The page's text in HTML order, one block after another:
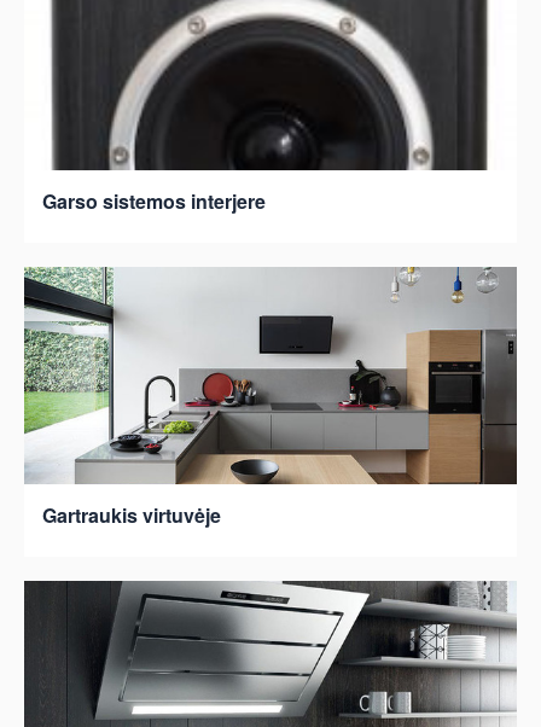
Garso sistemos interjere
Gartraukis virtuvėje